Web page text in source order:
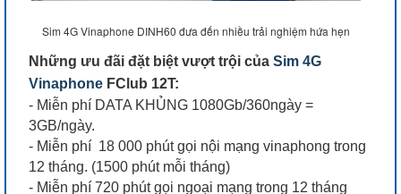
Sim 4G Vinaphone DINH60 đưa đến nhiều trải nghiệm hứa hẹn
Những ưu đãi đặt biệt vượt trội của Sim 4G
Vinaphone FClub 12T:
- Miễn phí DATA KHỦNG 1080Gb/360ngày =
3GB/ngày.
- Miễn phí 18 000 phút gọi nội mạng vinaphong trong
12 tháng. (1500 phút mỗi tháng)
- Miễn phí 720 phút gọi ngoại mạng trong 12 tháng